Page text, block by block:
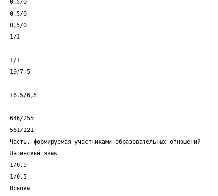
0,5/0
0,5/0
0,5/0
1/1
1/1
19/7,5
16,5/6,5
646/255
561/221
Часть, формируемая участниками образовательных отношений
Латинский язык
1/0,5
1/0,5
Основы